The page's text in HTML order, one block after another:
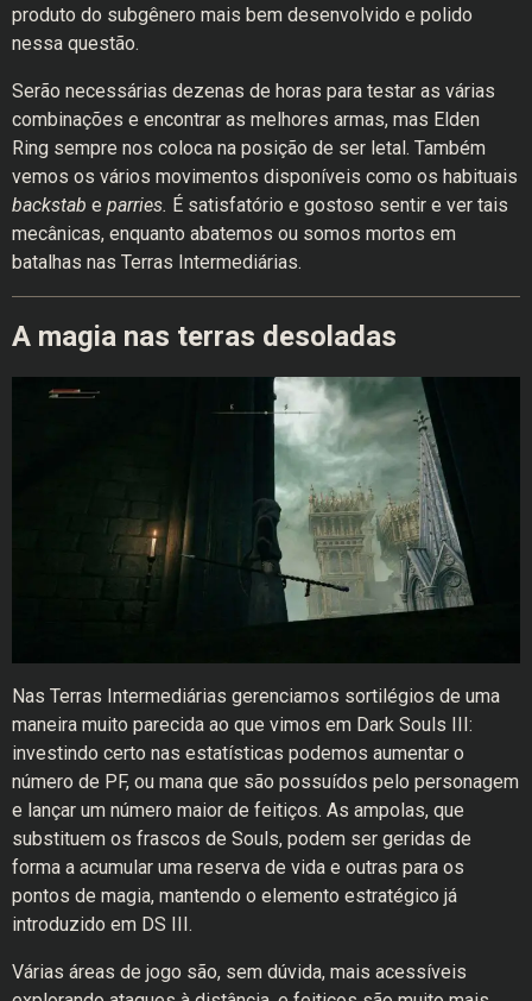
produto do subgênero mais bem desenvolvido e polido
nessa questão.
Serão necessárias dezenas de horas para testar as várias
combinações e encontrar as melhores armas, mas Elden
Ring sempre nos coloca na posição de ser letal. Também
vemos os vários movimentos disponíveis como os habituais
backstab e parries. É satisfatório e gostoso sentir e ver tais
mecânicas, enquanto abatemos ou somos mortos em
batalhas nas Terras Intermediárias.
A magia nas terras desoladas
Nas Terras Intermediárias gerenciamos sortilégios de uma
maneira muito parecida ao que vimos em Dark Souls III:
investindo certo nas estatísticas podemos aumentar o
número de PF, ou mana que são possuídos pelo personagem
e lançar um número maior de feitiços. As ampolas, que
substituem os frascos de Souls, podem ser geridas de
forma a acumular uma reserva de vida e outras para os
pontos de magia, mantendo o elemento estratégico já
introduzido em DS III.
Várias áreas de jogo são, sem dúvida, mais acessíveis